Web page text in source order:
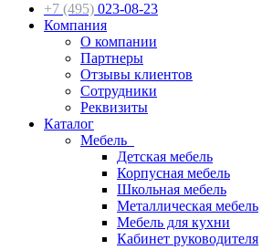
+7 (495) 023-08-23
Компания
О компании
Партнеры
Отзывы клиентов
Сотрудники
Реквизиты
Каталог
Мебель
Детская мебель
Корпусная мебель
Школьная мебель
Металлическая мебель
Мебель для кухни
Кабинет руководителя